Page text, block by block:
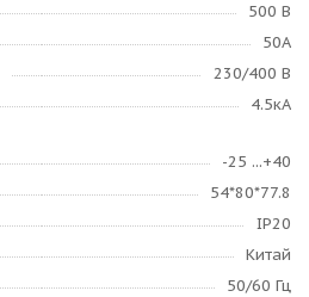
500 В
50А
230/400 В
4.5кА
-25 ...+40
54*80*77.8
IP20
Китай
50/60 Гц